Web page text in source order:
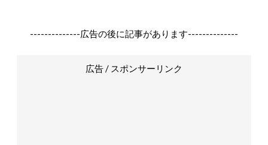
--------------広告の後に記事があります--------------
広告 / スポンサーリンク